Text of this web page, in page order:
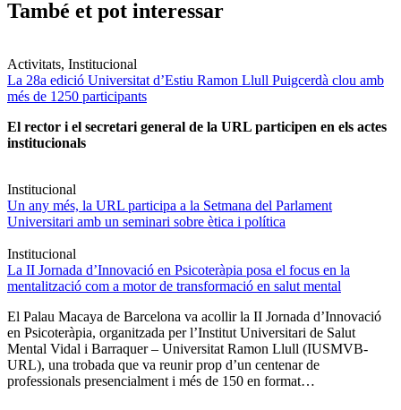
També et pot interessar
Activitats, Institucional
La 28a edició Universitat d’Estiu Ramon Llull Puigcerdà clou amb
més de 1250 participants
El rector i el secretari general de la URL participen en els actes
institucionals
Institucional
Un any més, la URL participa a la Setmana del Parlament
Universitari amb un seminari sobre ètica i política
Institucional
La II Jornada d’Innovació en Psicoteràpia posa el focus en la
mentalització com a motor de transformació en salut mental
El Palau Macaya de Barcelona va acollir la II Jornada d’Innovació
en Psicoteràpia, organitzada per l’Institut Universitari de Salut
Mental Vidal i Barraquer – Universitat Ramon Llull (IUSMVB-
URL), una trobada que va reunir prop d’un centenar de
professionals presencialment i més de 150 en format…